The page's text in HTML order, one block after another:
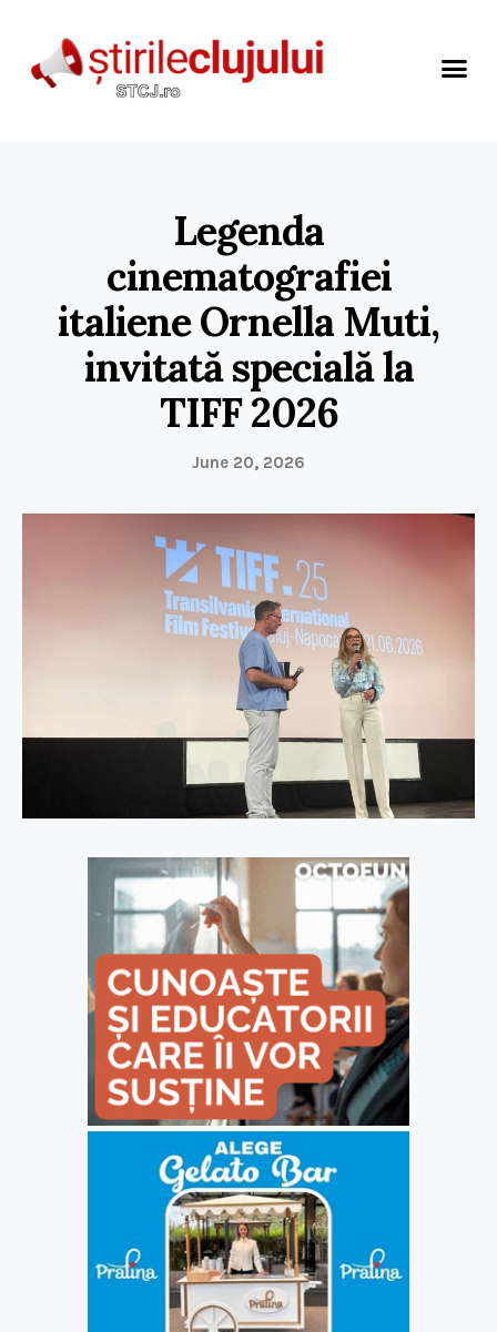
Legenda
cinematografiei
italiene Ornella Muti,
invitată specială la
TIFF 2026
June 20, 2026